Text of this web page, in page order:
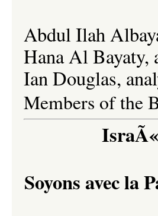
Abdul Ilah
Hana Al Bayaty,
Ian Douglas,
Members of the
Soyons avec la